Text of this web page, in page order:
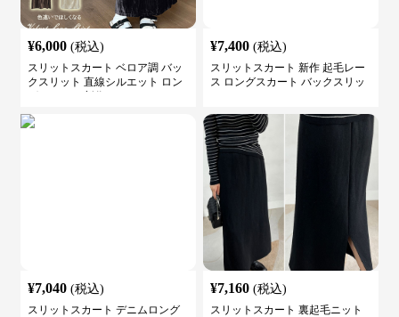
¥6,000 (税込)
スリットスカート ベロア調 バッ
クスリット 直線シルエット ロン
¥7,400 (税込)
スリットスカート 新作 起毛レー
ス ロングスカート バックスリッ
¥7,040 (税込)
スリットスカート デニムロング
¥7,160 (税込)
スリットスカート 裏起毛ニット